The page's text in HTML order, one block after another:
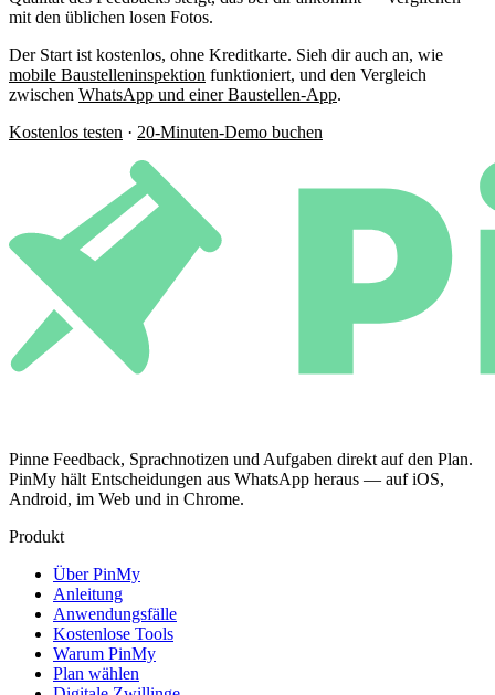
mit den üblichen losen Fotos.
Der Start ist kostenlos, ohne Kreditkarte. Sieh dir auch an, wie
mobile Baustelleninspektion funktioniert, und den Vergleich
zwischen WhatsApp und einer Baustellen-App.
Kostenlos testen · 20-Minuten-Demo buchen
Pinne Feedback, Sprachnotizen und Aufgaben direkt auf den Plan.
PinMy hält Entscheidungen aus WhatsApp heraus — auf iOS,
Android, im Web und in Chrome.
Produkt
Über PinMy
Anleitung
Anwendungsfälle
Kostenlose Tools
Warum PinMy
Plan wählen